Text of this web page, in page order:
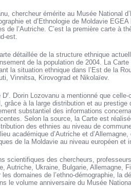
chercheur émérite au Musée National
et d’Ethnologie de Moldavie
de l’Autriche. C’est la première carte à
est.
détaillée de la structure ethnique
de la population de 2004. La
la situation ethnique dans l’Est de la
Vinnitsa, Kirovograd et Nikolaïev.
Dr. Dorin Lozovanu a mentionné que
à la large distribution et au prestige
substantiel des informations
Selon la source, la Carte est
des ethnies au niveau de
académique d’Autriche et
de la Moldavie au niveau européen et
scientifiques des chercheurs,
Autriche, Ukraine, Bulgarie, Allemagne,
domaines de l’ethno-démographie, la
le volume anniversaire du Musée